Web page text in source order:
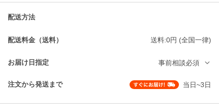
配送方法
配送料金（送料） 送料:0円 (全国一律)
お届け日指定 事前相談必須
注文から発送まで 当日~3日